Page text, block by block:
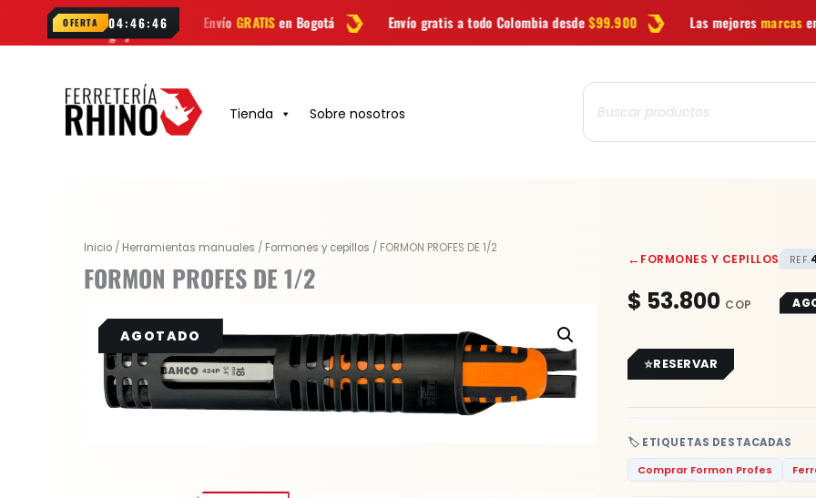
OFERTA 04:46:45
EnvíoGRATIS en Bogotá Envío gratis a todo Colombia desde$99.900 Las mejoresmarcasen herramientas
Tienda Sobre nosotros
Búsqueda
de
productos
Inicio / Herramientas manuales / Formones y cepillos / FORMON PROFES DE 1/2
FORMON PROFES DE 1/2
←FORMONES Y CEPILLOS REF.
$ 53.800
🏷️ ETIQUETAS DESTACADAS
Comprar Formon Profes
RESERVAR